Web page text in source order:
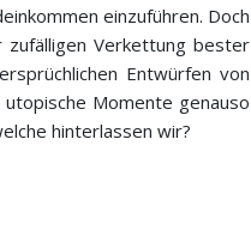
einzuführen. Doch
zufälligen Verkettung bester
Entwürfen von
Momente genauso
hinterlassen wir?